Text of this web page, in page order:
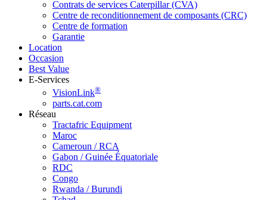
Contrats de services Caterpillar (CVA)
Centre de reconditionnement de composants (CRC)
Centre de formation
Garantie
Location
Occasion
Best Value
E-Services
VisionLink®
parts.cat.com
Réseau
Tractafric Equipment
Maroc
Cameroun / RCA
Gabon / Guinée Équatoriale
RDC
Congo
Rwanda / Burundi